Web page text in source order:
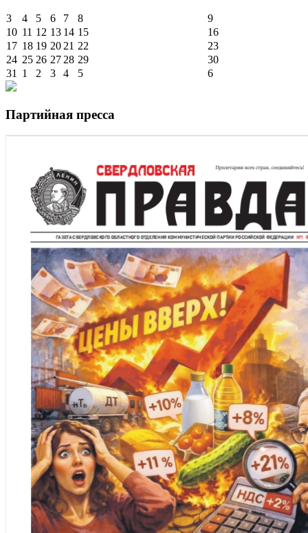
3 4 5 6 7 8
9
10 11 12 13 14 15
16
17 18 19 20 21 22
23
24 25 26 27 28 29
30
31
1 2 3 4 5 6
Партийная пресса